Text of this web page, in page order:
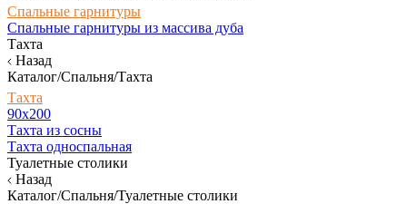
Спальные гарнитуры
Спальные гарнитуры из массива дуба
Тахта
Назад
Каталог/Спальня/Тахта
Тахта
90х200
Тахта из сосны
Тахта односпальная
Туалетные столики
Назад
Каталог/Спальня/Туалетные столики